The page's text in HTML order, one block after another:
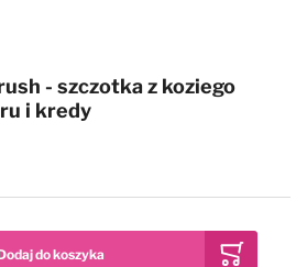
- szczotka z koziego
i kredy
do koszyka